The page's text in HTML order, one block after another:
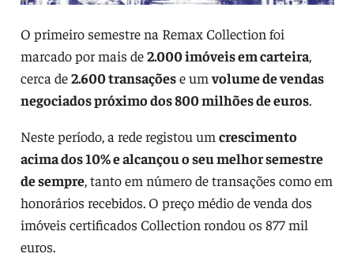
O primeiro semestre na Remax Collection foi
marcado por mais de2.000 imóveis em carteira,
cerca de2.600 transaçõese umvolume de vendas
negociados próximo dos 800 milhões de euros.
Neste período, a rede registou um crescimento
acima dos 10% e alcançou o seu melhor semestre
de sempre, tanto em número de transações como em
honorários recebidos. O preço médio de venda dos
imóveis certificados Collection rondou os 877 mil
euros.